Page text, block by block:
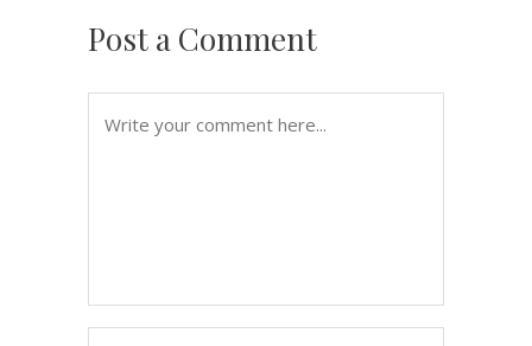
Post a Comment